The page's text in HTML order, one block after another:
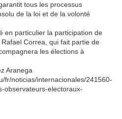
tous les processus
de la loi et de la volonté
en particulier la participation de
Correa, qui fait partie de
les élections à
Aranega
fr/noticias/internacionales/241560-
observateurs-electoraux-